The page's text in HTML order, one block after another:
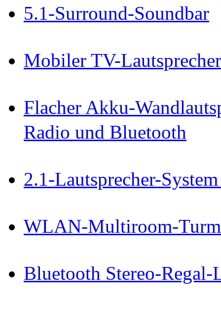
5.1-Surround-Soundbar
Mobiler TV-
Flacher Akku-
Radio und Bluetooth
2.1-Lautsprecher-
WLAN-Multiroom-
Bluetooth Stereo-